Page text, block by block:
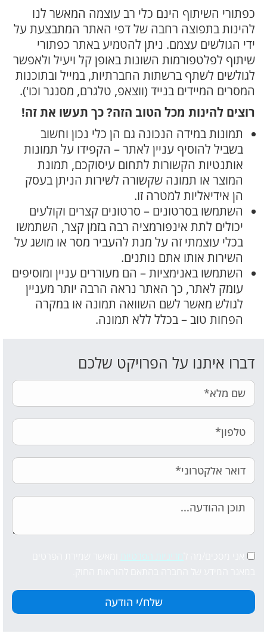
כפתורי השיתוף הינם כלי רב עוצמה המאשר לנו
להינות בתפוצה רחבה של דפי האתר המתבצעת על
ידי הגולשים עצמם. ניתן להטמיע באתר כפתורי
שיתוף לפלטפורמות השונות באופן קל ויעיל ולאפשר
לגולשים לשתף ברשתות החברתיות, במייל ובתוכנות
המסרים המיידים בנייד (ווצאפ, טלגרם, מסנגר וכו').
רוצים להינות מכל הטוב הזה? כך תעשו את זה!
תמונות במידה הנכונה גם הן כלי נכון וחשוב
בשביל להוסיף עניין לאתר – הקפידו על תמונות
אותנטיות הקשורות לתחום עיסוקכם, תמונת
המוצר או תמונה שקשורה לשירות הניתן בעסק
הן אידיאליות למטרה זו.
השתמשו בסרטונים – סרטונים קצרים וקולעים
יכולים לתת אינפורמציה רבה בזמן קצר, השתמשו
בכלי עוצמתי זה על מנת להעביר מסר או מושג על
השירות אותו אתם נותנים.
השתמשו באנימציות – הם מעוררים עניין ומוסיפים
עומק לאתר, כך האתר נראה הרבה יותר מעניין
לגולש מאשר לשם השוואה תמונה או במקרה
הפחות טוב – בכלל ללא תמונה.
דברו איתנו על הפרויקט שלכם
מדיניות הפרטיות